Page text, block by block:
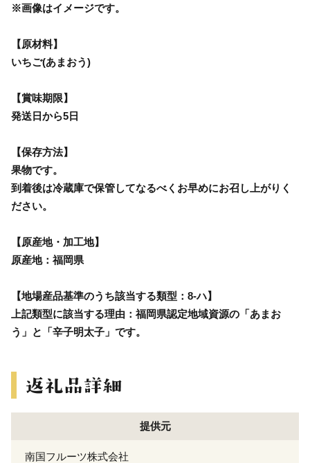
※画像はイメージです。
【原材料】
いちご(あまおう)
【賞味期限】
発送日から5日
【保存方法】
果物です。
到着後は冷蔵庫で保管してなるべくお早めにお召し上がりく
ださい。
【原産地・加工地】
原産地：福岡県
【地場産品基準のうち該当する類型：8-ハ】
上記類型に該当する理由：福岡県認定地域資源の「あまお
う」と「辛子明太子」です。
提供元
南国フルーツ株式会社